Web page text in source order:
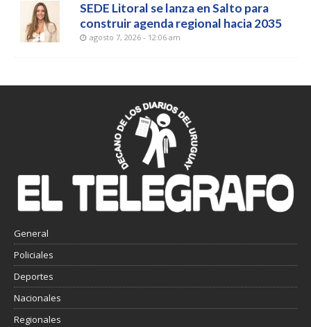
SEDE Litoral se lanza en Salto para
construir agenda regional hacia 2035
agosto 7, 2026 - 12:06 am
General
Policiales
Deportes
Nacionales
Regionales